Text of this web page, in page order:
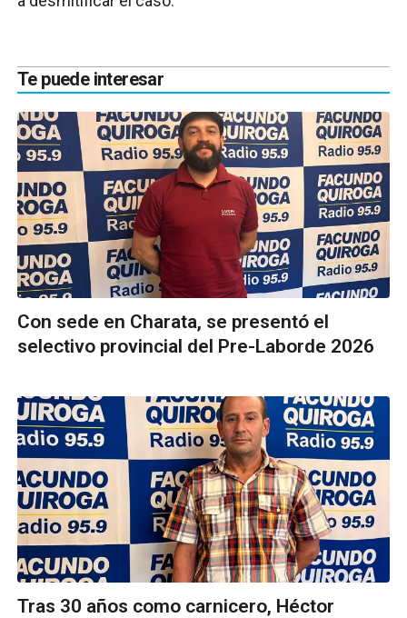
Te puede interesar
Con sede en Charata, se presentó el
selectivo provincial del Pre-Laborde 2026
Tras 30 años como carnicero, Héctor